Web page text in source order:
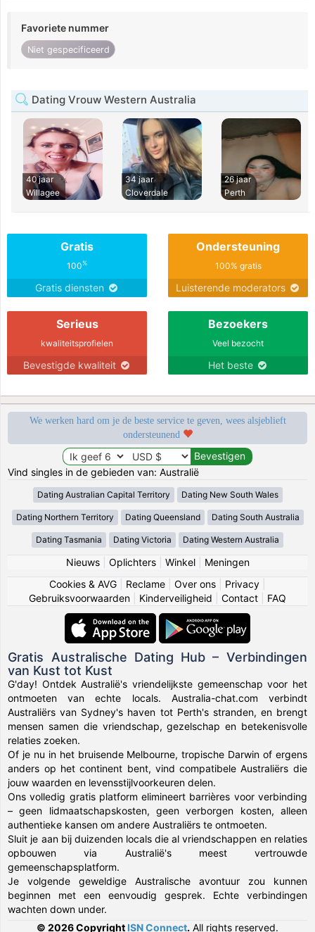
Favoriete nummer
Niet gespecificeerd
Dating Vrouw Western Australia
40 jaar
Willagee
34 jaar
Cloverdale
26 jaar
Perth
Gratis
100%
Gratis diensten
Ondersteuning
100% gratis
Luisterende moderators
Serieus
kwaliteitsprofielen
Bevestigde kwaliteit
Bezoekers
Veel bezocht
Het beste
We werken hard om je de beste service te geven, wees alsjeblieft
ondersteunend
Vind singles in de gebieden van: Australië
Dating Australian Capital Territory Dating New South Wales
Dating Northern Territory Dating Queensland Dating South Australia
Dating Tasmania Dating Victoria Dating Western Australia
Nieuws| Oplichters| Winkel| Meningen
Cookies & AVG
Reclame Over ons Privacy
Gebruiksvoorwaarden
Kinderveiligheid Contact FAQ
Gratis Australische Dating Hub – Verbindingen
van Kust tot Kust
G'day! Ontdek Australië's vriendelijkste gemeenschap voor het
ontmoeten van echte locals. Australia-chat.com verbindt
Australiërs van Sydney's haven tot Perth's stranden, en brengt
mensen samen die vriendschap, gezelschap en betekenisvolle
relaties zoeken.
Of je nu in het bruisende Melbourne, tropische Darwin of ergens
anders op het continent bent, vind compatibele Australiërs die
jouw waarden en levensstijlvoorkeuren delen.
Ons volledig gratis platform elimineert barrières voor verbinding
– geen lidmaatschapskosten, geen verborgen kosten, alleen
authentieke kansen om andere Australiërs te ontmoeten.
Sluit je aan bij duizenden locals die al vriendschappen en relaties
opbouwen via Australië's meest vertrouwde
gemeenschapsplatform.
Je volgende geweldige Australische avontuur zou kunnen
beginnen met een eenvoudig gesprek. Echte verbindingen
wachten down under.
© 2026 Copyright ISN Connect. All rights reserved.